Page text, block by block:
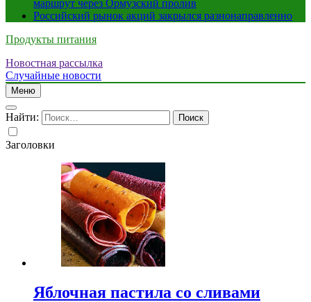
маршрут через Ормузский пролив
Российский рынок акций закрылся разнонаправленно
Продукты питания
Новостная рассылка
Случайные новости
Меню
Найти:
Заголовки
Яблочная пастила со сливами